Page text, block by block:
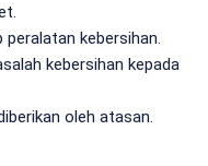
kebersihan.
kebersihan kepada
oleh atasan.